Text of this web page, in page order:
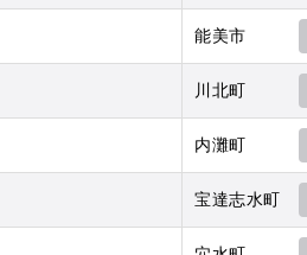
能美市
川北町
内灘町
宝達志水町